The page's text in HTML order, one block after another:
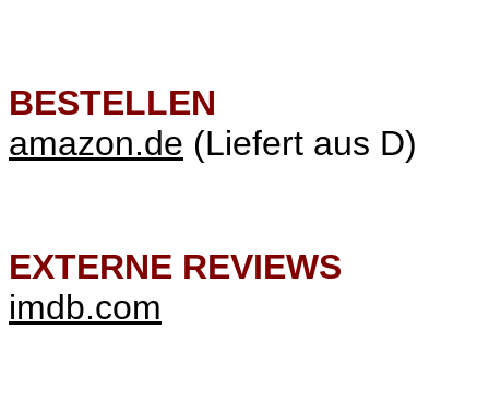
BESTELLEN
amazon.de (Liefert aus D)
EXTERNE REVIEWS
imdb.com